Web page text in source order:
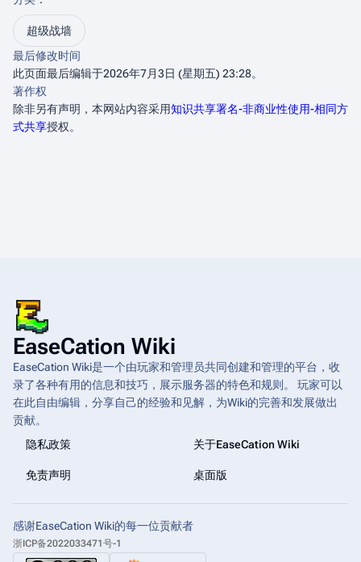
超级战墙
最后修改时间
此页面最后编辑于2026年7月3日 (星期五) 23:28。
著作权
除非另有声明，本网站内容采用知识共享署名-非商业性使用-相同方
式共享授权。
EaseCation Wiki
EaseCation Wiki是一个由玩家和管理员共同创建和管理的平台，收
录了各种有用的信息和技巧，展示服务器的特色和规则。 玩家可以
在此自由编辑，分享自己的经验和见解，为Wiki的完善和发展做出
贡献。
隐私政策
关于EaseCation Wiki
免责声明 桌面版
感谢EaseCation Wiki的每一位贡献者
浙ICP备2022033471号-1